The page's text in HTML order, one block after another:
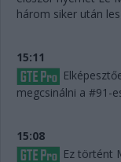
három siker után
15:11
megcsinálni a #91-
15:08
Ez történt